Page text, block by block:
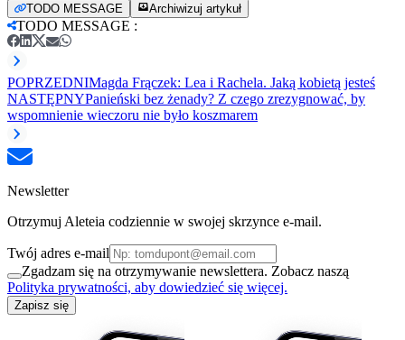
TODO MESSAGE Archiwizuj artykuł
TODO MESSAGE :
POPRZEDNIMagda Frączek: Lea i Rachela. Jaką kobietą jesteś
NASTĘPNYPanieński bez żenady? Z czego zrezygnować, by
wspomnienie wieczoru nie było koszmarem
Newsletter
Otrzymuj Aleteia codziennie w swojej skrzynce e-mail.
Twój adres e-mail
Zgadzam się na otrzymywanie newslettera. Zobacz naszą
Polityka prywatności, aby dowiedzieć się więcej.
Zapisz się